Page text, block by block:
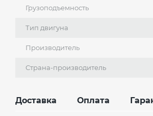
Грузоподъемность
Тип двигуна
Производитель
Страна-производитель
Доставка Оплата